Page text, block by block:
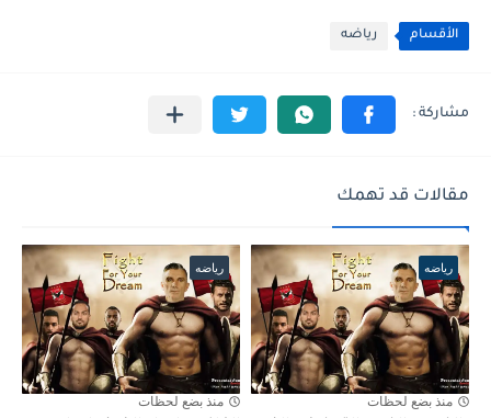
الأقسام رياضه
مقالات قد تهمك
رياضه
منذ بضع لحظات
رياضه
منذ بضع لحظات